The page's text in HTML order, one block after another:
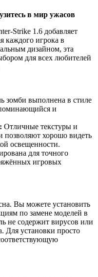
в мир ужасов
Strike 1.6 добавляет
каждого игрока в
дизайном, эта
для всех любителей
зомби выполнена в стиле
и
Отличные текстуры и
позволяют хорошо видеть
освещенности.
для точного
игровых
Вы можете установить
по замене моделей в
не содержит вирусов или
Для установки просто